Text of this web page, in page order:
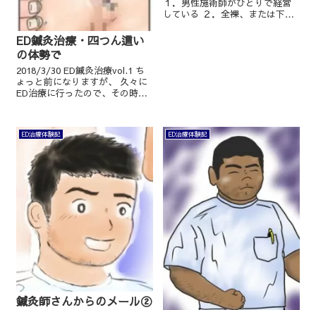
ED鍼灸治療・四つん這い
の体勢で
2018/3/30 ED鍼灸治療vol.1 ち
ょっと前になりますが、 久々に
ED治療に行ったので、その時の
困るので、どの鍼灸院だったか
は書きません。 久々に伺...
１．男性施術師がひとりで経営
している ２．全裸、または下半
ED治療体験記
鍼灸師さんからのメール②
ED治療体験記